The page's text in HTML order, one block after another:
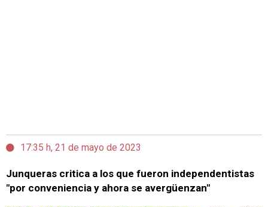
17:35 h, 21 de mayo de 2023
Junqueras critica a los que fueron independentistas
"por conveniencia y ahora se avergüenzan"